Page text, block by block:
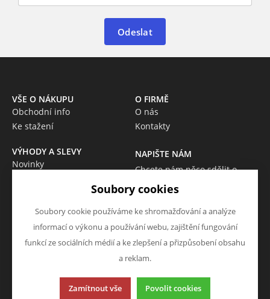
Odeslat
VŠE O NÁKUPU
Obchodní info
Ke stažení
O FIRMĚ
O nás
Kontakty
VÝHODY A SLEVY
Novinky
NAPIŠTE NÁM
Chcete nám něco sdělit o
našich produktech nebo e-
Chci napsat zprávu
Tato stránka používá soubory cookies. Klikněte pro více
Soubory cookies
Soubory cookie používáme ke shromažďování a analýze
informací o výkonu a používání webu, zajištění fungování
funkcí ze sociálních médií a ke zlepšení a přizpůsobení obsahu
a reklam.
Zamítnout vše Povolit cookies